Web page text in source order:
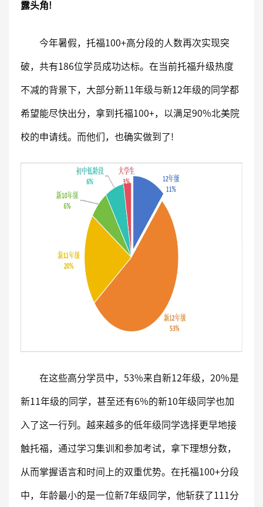
露头角!
今年暑假，托福100+高分段的人数再次实现突
破，共有186位学员成功达标。在当前托福升级热度
不减的背景下，大部分新11年级与新12年级的同学都
希望能尽快出分，拿到托福100+，以满足90%北美院
校的申请线。而他们，也确实做到了!
在这些高分学员中，53%来自新12年级，20%是
新11年级的同学，甚至还有6%的新10年级同学也加
入了这一行列。越来越多的低年级同学选择更早地接
触托福，通过学习集训和参加考试，拿下理想分数，
从而掌握语言和时间上的双重优势。在托福100+分段
中，年龄最小的是一位新7年级同学，他斩获了111分